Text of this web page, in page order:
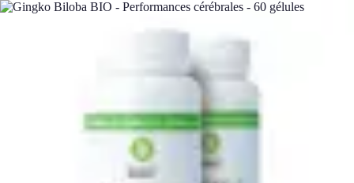
Astuces Anti Stress
Astuces Pratiques
Techniques de Relaxation